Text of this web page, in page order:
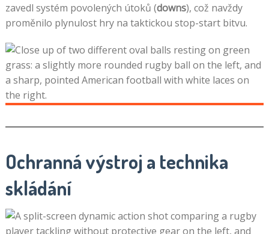
zavedl systém povolených útoků (downs), což navždy
proměnilo plynulost hry na taktickou stop-start bitvu.
Ochranná výstroj a technika
skládání